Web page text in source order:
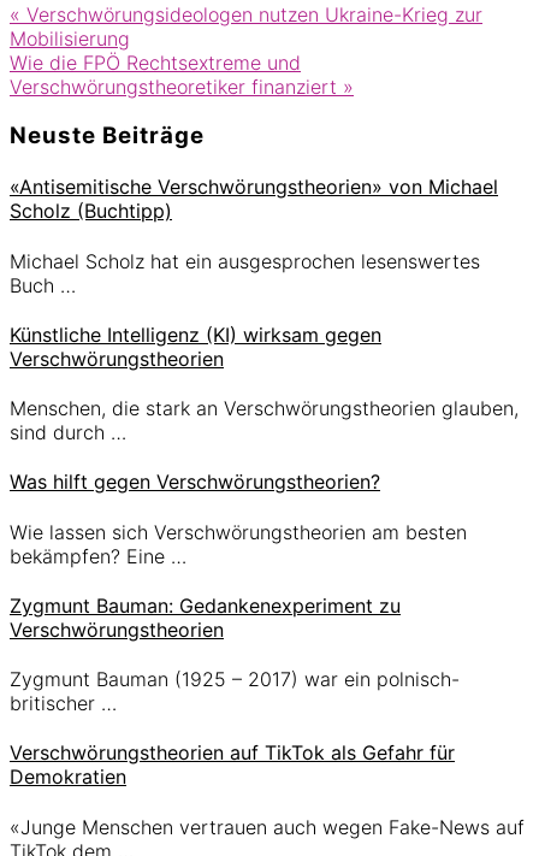
Vorheriger
Beitrag:
« Verschwörungsideologen nutzen Ukraine-Krieg zur
Mobilisierung
Nächster
Beitrag:
Wie die FPÖ Rechtsextreme und
Verschwörungstheoretiker finanziert »
Seitenspalte
Neuste Beiträge
«Antisemitische Verschwörungstheorien» von Michael
Scholz (Buchtipp)
Michael Scholz hat ein ausgesprochen lesenswertes
Buch …
Künstliche Intelligenz (KI) wirksam gegen
Verschwörungstheorien
Menschen, die stark an Verschwörungstheorien glauben,
sind durch …
Was hilft gegen Verschwörungstheorien?
Wie lassen sich Verschwörungstheorien am besten
bekämpfen? Eine …
Zygmunt Bauman: Gedankenexperiment zu
Verschwörungstheorien
Zygmunt Bauman (1925 – 2017) war ein polnisch-
britischer …
Verschwörungstheorien auf TikTok als Gefahr für
Demokratien
«Junge Menschen vertrauen auch wegen Fake-News auf
TikTok dem …